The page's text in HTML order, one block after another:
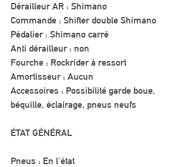
Dérailleur AR : Shimano
Commande : Shifter double Shimano
Pédalier : Shimano carré
Anti dérailleur : non
Fourche : Rockrider à ressort
Amortisseur : Aucun
Accessoires : Possibilité garde boue,
béquille, éclairage, pneus neufs
ÉTAT GÉNÉRAL
Pneus : En l'état